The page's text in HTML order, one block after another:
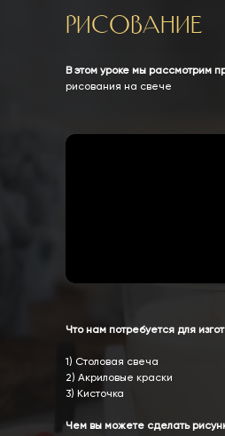
Что нам потребуется для
1) Столовая свеча
2) Акриловые краски
3) Кисточка
Чем вы можете сделать
Рисование
В этом уроке мы рассмотрим
рисования на свече